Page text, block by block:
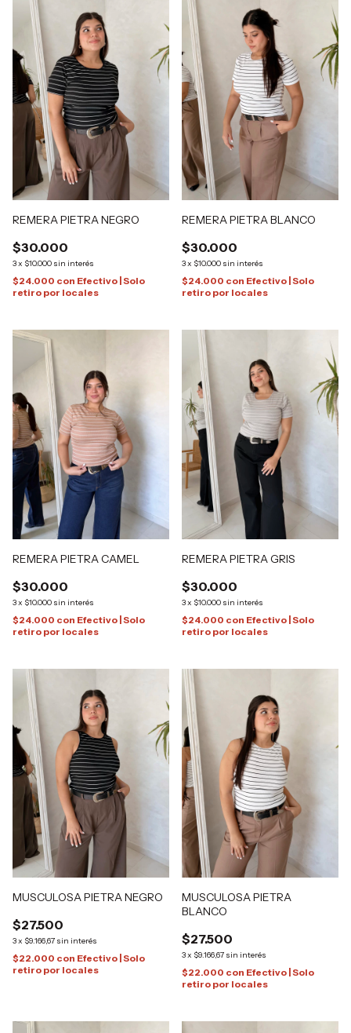
REMERA PIETRA NEGRO
$30.000
3x $10.000 sin interés
$24.000 con Efectivo | Solo
retiro por locales
REMERA PIETRA BLANCO
$30.000
3x $10.000 sin interés
$24.000 con Efectivo | Solo
retiro por locales
REMERA PIETRA CAMEL
$30.000
3x $10.000 sin interés
$24.000 con Efectivo | Solo
retiro por locales
REMERA PIETRA GRIS
$30.000
3x $10.000 sin interés
$24.000 con Efectivo | Solo
retiro por locales
MUSCULOSA PIETRA NEGRO
$27.500
3x $9.166,67 sin interés
$22.000 con Efectivo | Solo
retiro por locales
MUSCULOSA PIETRA
BLANCO
$27.500
3x $9.166,67 sin interés
$22.000 con Efectivo | Solo
retiro por locales